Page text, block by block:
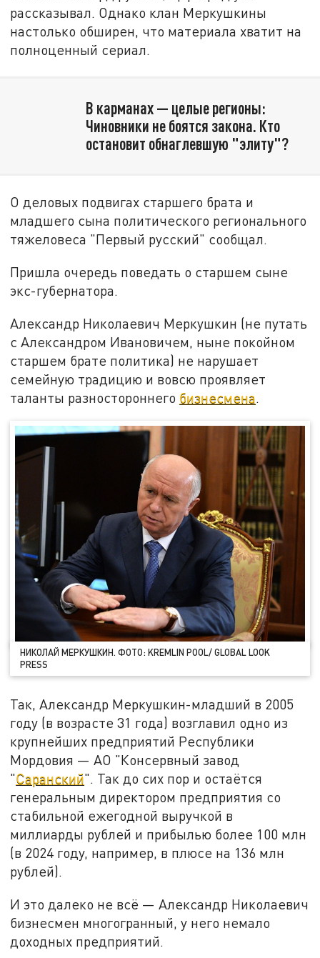
рассказывал. Однако клан Меркушкины
настолько обширен, что материала хватит на
полноценный сериал.
В карманах — целые регионы:
Чиновники не боятся закона. Кто
остановит обнаглевшую "элиту"?
О деловых подвигах старшего брата и
младшего сына политического регионального
тяжеловеса "Первый русский" сообщал.
Пришла очередь поведать о старшем сыне
экс-губернатора.
Александр Николаевич Меркушкин (не путать
с Александром Ивановичем, ныне покойном
старшем брате политика) не нарушает
семейную традицию и вовсю проявляет
таланты разностороннего бизнесмена.
НИКОЛАЙ МЕРКУШКИН. ФОТО: KREMLIN POOL/ GLOBAL LOOK
PRESS
Так, Александр Меркушкин-младший в 2005
году (в возрасте 31 года) возглавил одно из
крупнейших предприятий Республики
Мордовия — АО "Консервный завод
"Саранский". Так до сих пор и остаётся
генеральным директором предприятия со
стабильной ежегодной выручкой в
миллиарды рублей и прибылью более 100 млн
(в 2024 году, например, в плюсе на 136 млн
рублей).
И это далеко не всё — Александр Николаевич
бизнесмен многогранный, у него немало
доходных предприятий.